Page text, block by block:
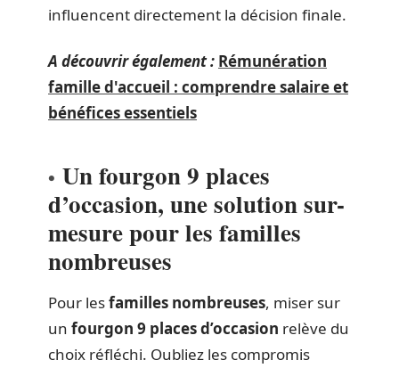
influencent directement la décision finale.
A découvrir également : Rémunération
famille d'accueil : comprendre salaire et
bénéfices essentiels
Un fourgon 9 places
d’occasion, une solution sur-
mesure pour les familles
nombreuses
Pour lesfamilles nombreuses, miser sur
un fourgon 9 places d’occasion relève du
choix réfléchi. Oubliez les compromis